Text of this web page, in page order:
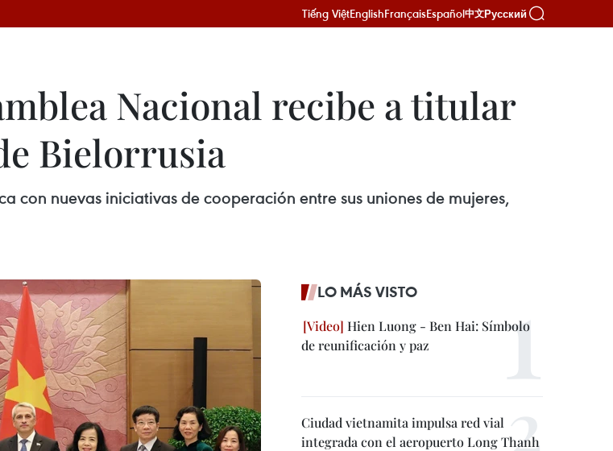
Tiếng ViệtEnglishFrançaisEspañol中文Русский
Nacional recibe a titular
Bielorrusia
con nuevas iniciativas de cooperación entre sus uniones de mujeres,
LO MÁS VISTO
Hien Luong - Ben Hai: Símbolo
de reunificación y paz
Ciudad vietnamita impulsa red vial
integrada con el aeropuerto Long Thanh